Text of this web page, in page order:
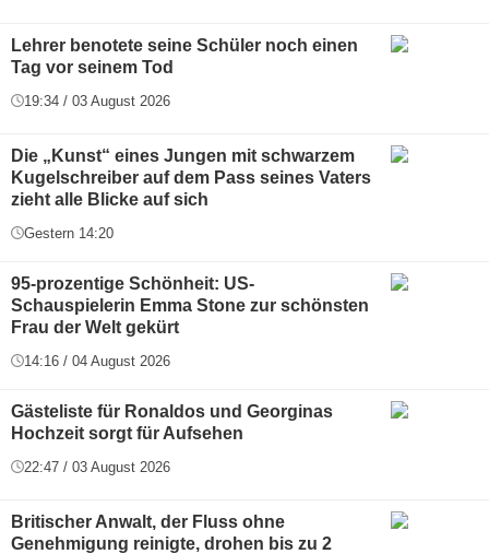
Lehrer benotete seine Schüler noch einen
Tag vor seinem Tod
19:34 / 03 August 2026
Die „Kunst“ eines Jungen mit schwarzem
Kugelschreiber auf dem Pass seines Vaters
zieht alle Blicke auf sich
Gestern 14:20
95-prozentige Schönheit: US-
Schauspielerin Emma Stone zur schönsten
Frau der Welt gekürt
14:16 / 04 August 2026
Gästeliste für Ronaldos und Georginas
Hochzeit sorgt für Aufsehen
22:47 / 03 August 2026
Britischer Anwalt, der Fluss ohne
Genehmigung reinigte, drohen bis zu 2